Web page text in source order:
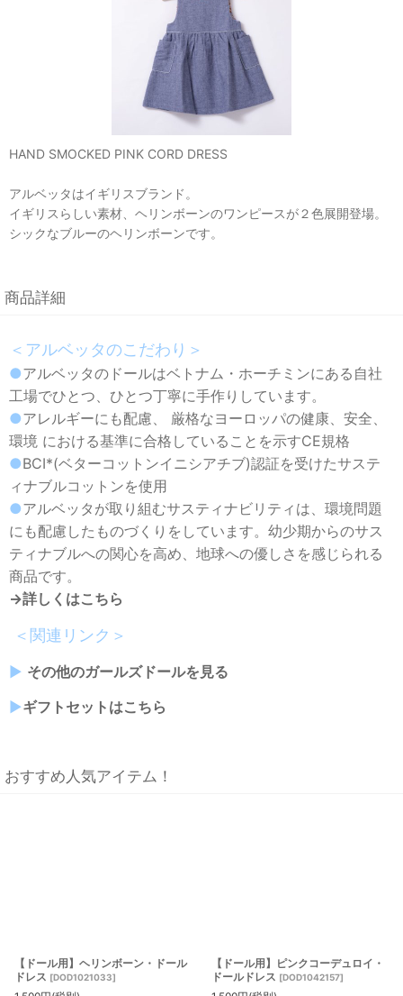
HAND SMOCKED PINK CORD DRESS
アルベッタはイギリスブランド。
イギリスらしい素材、ヘリンボーンのワンピースが２色展開登場。
シックなブルーのヘリンボーンです。
商品詳細
＜アルベッタのこだわり＞
●アルベッタのドールはベトナム・ホーチミンにある自社
工場でひとつ、ひとつ丁寧に手作りしています。
●アレルギーにも配慮、 厳格なヨーロッパの健康、安全、
環境 における基準に合格していることを示すCE規格
●BCI*(ベターコットンイニシアチブ)認証を受けたサステ
ィナブルコットンを使用
●アルベッタが取り組むサスティナビリティは、環境問題
にも配慮したものづくりをしています。幼少期からのサス
ティナブルへの関心を高め、地球への優しさを感じられる
商品です。
→詳しくはこちら
＜関連リンク＞
▶︎ その他のガールズドールを見る
▶︎ギフトセットはこちら
おすすめ人気アイテム！
【ドール用】ヘリンボーン・ドール
ドレス [DOD1021033]
【ドール用】ピンクコーデュロイ・
ドールドレス [DOD1042157]